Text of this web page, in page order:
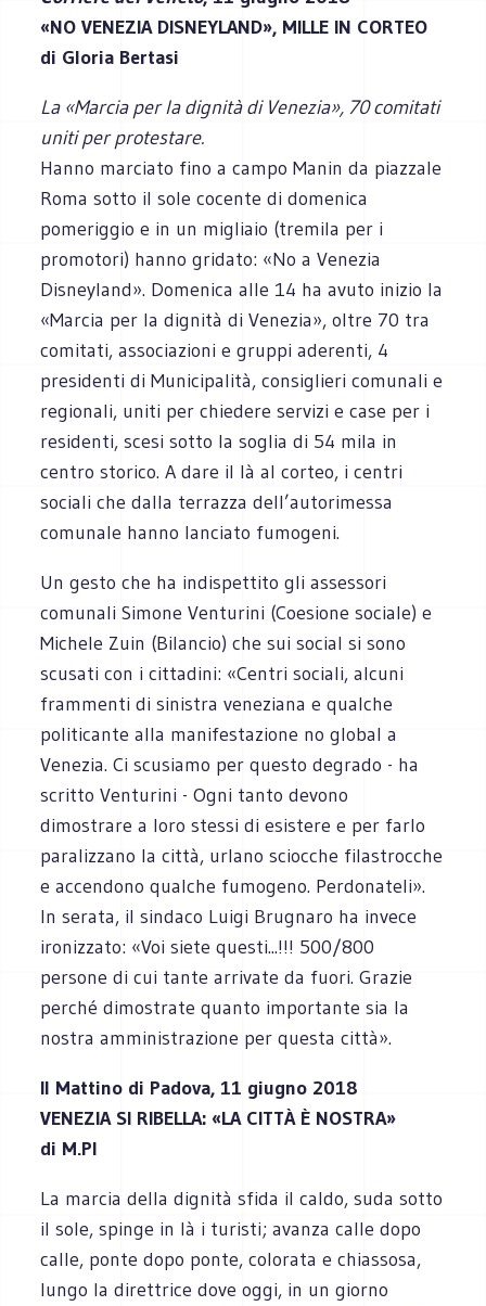
«NO VENEZIA DISNEYLAND», MILLE IN CORTEO
di Gloria Bertasi
La «Marcia per la dignità di Venezia», 70 comitati
uniti per protestare.
Hanno marciato fino a campo Manin da piazzale
Roma sotto il sole cocente di domenica
pomeriggio e in un migliaio (tremila per i
promotori) hanno gridato: «No a Venezia
Disneyland». Domenica alle 14 ha avuto inizio la
«Marcia per la dignità di Venezia», oltre 70 tra
comitati, associazioni e gruppi aderenti, 4
presidenti di Municipalità, consiglieri comunali e
regionali, uniti per chiedere servizi e case per i
residenti, scesi sotto la soglia di 54 mila in
centro storico. A dare il là al corteo, i centri
sociali che dalla terrazza dell’autorimessa
comunale hanno lanciato fumogeni.
Un gesto che ha indispettito gli assessori
comunali Simone Venturini (Coesione sociale) e
Michele Zuin (Bilancio) che sui social si sono
scusati con i cittadini: «Centri sociali, alcuni
frammenti di sinistra veneziana e qualche
politicante alla manifestazione no global a
Venezia. Ci scusiamo per questo degrado - ha
scritto Venturini - Ogni tanto devono
dimostrare a loro stessi di esistere e per farlo
paralizzano la città, urlano sciocche filastrocche
e accendono qualche fumogeno. Perdonateli».
In serata, il sindaco Luigi Brugnaro ha invece
ironizzato: «Voi siete questi...!!! 500/800
persone di cui tante arrivate da fuori. Grazie
perché dimostrate quanto importante sia la
nostra amministrazione per questa città».
Il Mattino di Padova, 11 giugno 2018
VENEZIA SI RIBELLA: «LA CITTÀ È NOSTRA»
di M.PI
La marcia della dignità sfida il caldo, suda sotto
il sole, spinge in là i turisti; avanza calle dopo
calle, ponte dopo ponte, colorata e chiassosa,
lungo la direttrice dove oggi, in un giorno